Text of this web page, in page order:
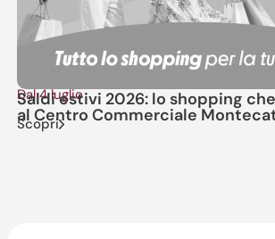
Dal 4 luglio
Saldi estivi 2026: lo shopping
al Centro Commerciale
Scopri